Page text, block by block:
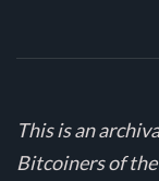
This is an
Bitcoiners of